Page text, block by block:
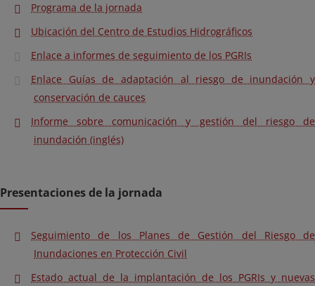
Programa de la jornada
Ubicación del Centro de Estudios Hidrográficos
Enlace a informes de seguimiento de los PGRIs
Enlace Guías de adaptación al riesgo de inundación y
conservación de cauces
Informe sobre comunicación y gestión del riesgo de
inundación (inglés)
Presentaciones de la jornada
Seguimiento de los Planes de Gestión del Riesgo de
Inundaciones en Protección Civil
Estado actual de la implantación de los PGRIs y nuevas